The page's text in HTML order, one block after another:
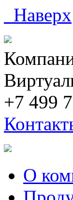
Наверх
+7 499
О